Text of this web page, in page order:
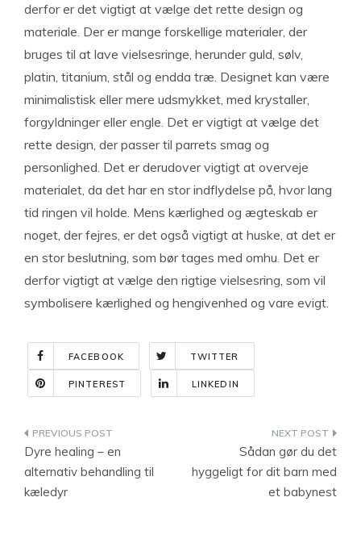
derfor er det vigtigt at vælge det rette design og
materiale. Der er mange forskellige materialer, der
bruges til at lave vielsesringe, herunder guld, sølv,
platin, titanium, stål og endda træ. Designet kan være
minimalistisk eller mere udsmykket, med krystaller,
forgyldninger eller engle. Det er vigtigt at vælge det
rette design, der passer til parrets smag og
personlighed. Det er derudover vigtigt at overveje
materialet, da det har en stor indflydelse på, hvor lang
tid ringen vil holde. Mens kærlighed og ægteskab er
noget, der fejres, er det også vigtigt at huske, at det er
en stor beslutning, som bør tages med omhu. Det er
derfor vigtigt at vælge den rigtige vielsesring, som vil
symbolisere kærlighed og hengivenhed og vare evigt.
FACEBOOK TWITTER
PINTEREST LINKEDIN
Indlægsnavigation
Dyre healing – en
alternativ behandling til
kæledyr
Sådan gør du det
hyggeligt for dit barn med
et babynest